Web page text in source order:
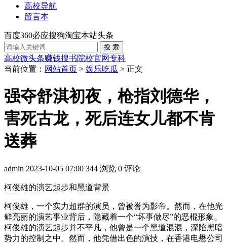
高校导航
留言本
百度360必应搜狗淘宝本站头条
高校微头条赚钱搜书院校官网专科
当前位置： 网站首页 > 娱乐吃瓜 > 正文
强夺舒淇初夜，枪指刘德华，
害死古龙，死后连女儿都不肯
送葬
admin 2023-10-05 07:00 344 浏览 0 评论
柯俊雄的演艺起步和黑道背景
柯俊雄，一个实力超群的演员，曾被誉为影帝。然而，在他光
鲜亮丽的演艺事业背后，隐藏着一个“坏事做尽”的恶棍形象。
柯俊雄的演艺起步并不平凡，他曾是一个黑道混混，深陷黑暗
势力的控制之中。然而，他凭借出色的演技，在香港电懋公司